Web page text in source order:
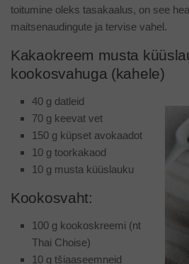
toitumine oleks tasakaalus, on see
maitsenaudingute ja tervise vahel.
Kakaokreem musta
kookosvahuga (kahele)
40 g datleid
70 g keevat vet
150 g küpset avokaadot
10 g toorkakaod
10 g musta küüslauku
Kookosvaht:
100 g kookoskreemi (nt
Thai Choise)
10 g tšiaaseemneid